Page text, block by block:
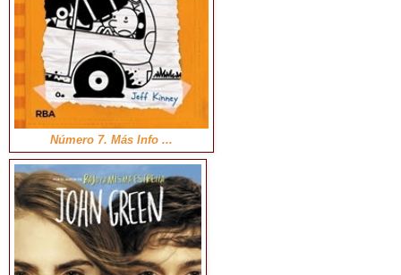
Número 7. Más Info ...